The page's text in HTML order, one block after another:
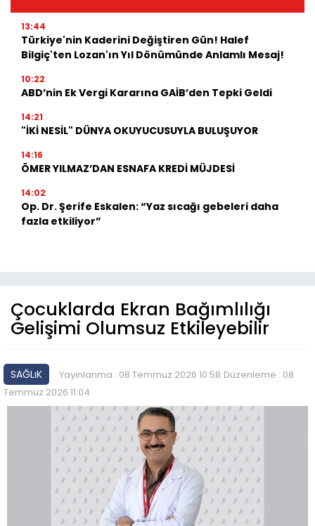
13:44
Türkiye'nin Kaderini Değiştiren Gün! Halef
Bilgiç'ten Lozan'ın Yıl Dönümünde Anlamlı Mesaj!
10:22
ABD’nin Ek Vergi Kararına GAİB’den Tepki Geldi
14:21
"İKİ NESİL" DÜNYA OKUYUCUSUYLA BULUŞUYOR
14:16
ÖMER YILMAZ’DAN ESNAFA KREDİ MÜJDESİ
14:02
Op. Dr. Şerife Eskalen: “Yaz sıcağı gebeleri daha
fazla etkiliyor”
Çocuklarda Ekran Bağımlılığı
Gelişimi Olumsuz Etkileyebilir
SAĞLıK Yayınlanma : 08 Temmuz 2026 10:58 Düzenleme : 08
Temmuz 2026 11:04